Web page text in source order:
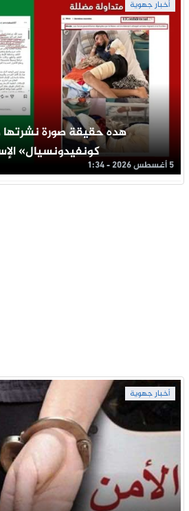
أخبار جهوية
هده حقيقة صورة
كونفيدونسيال»
5 أغسطس 2026 - 1:34
أخبار جهوية